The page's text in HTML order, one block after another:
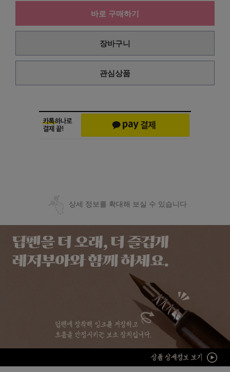
바로 구매하기
장바구니
관심상품
상세 정보를 확대해 보실 수 있습니다